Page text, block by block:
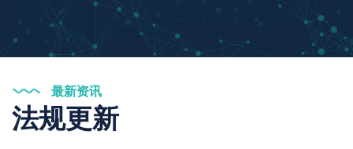
最新资讯
法规更新